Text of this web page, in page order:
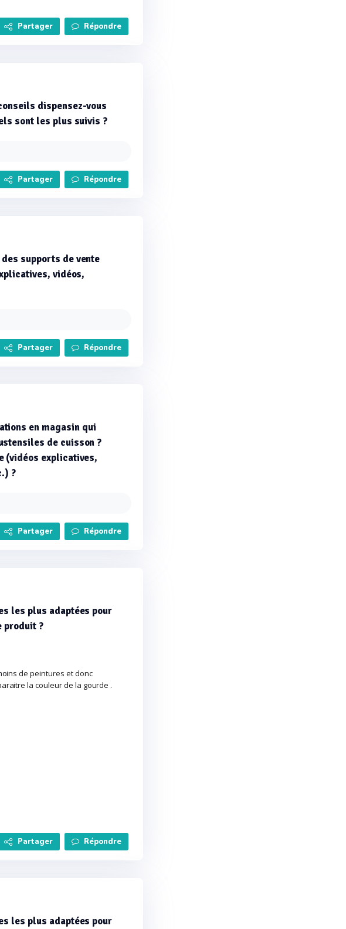
Partager Répondre
dispensez-vous
sont les plus suivis ?
Partager Répondre
supports de vente
vidéos,
Partager Répondre
en magasin qui
de cuisson ?
(vidéos explicatives,
?
Partager Répondre
les plus adaptées pour
produit ?
de peintures et donc
la couleur de la gourde .
Partager Répondre
les plus adaptées pour